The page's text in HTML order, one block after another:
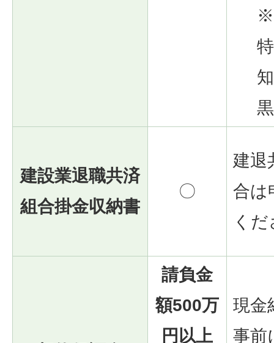
※
建設業退職共済
組合掛金収納書
〇
建退
合は
く
請負金
額500万
円以上
現金
事前